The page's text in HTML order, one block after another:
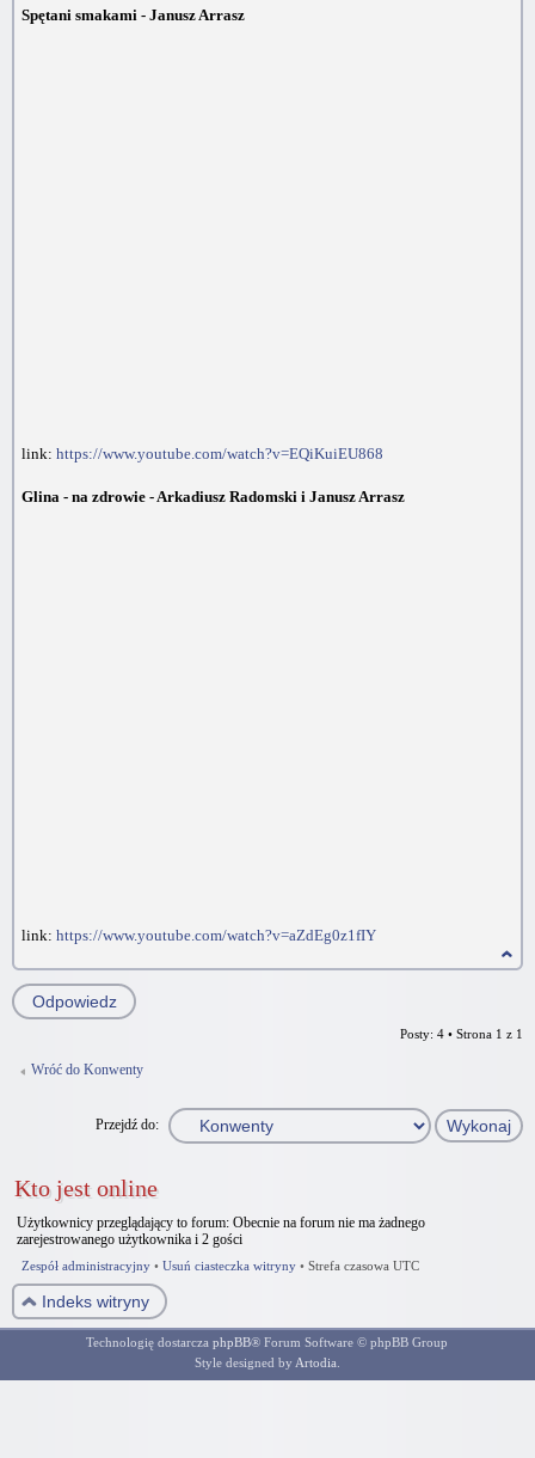
Spętani smakami - Janusz Arrasz
link: https://www.youtube.com/watch?v=EQiKuiEU868
Glina - na zdrowie - Arkadiusz Radomski i Janusz Arrasz
link: https://www.youtube.com/watch?v=aZdEg0z1fIY
Odpowiedz
Posty: 4 • Strona 1 z 1
Wróć do Konwenty
Przejdź do:
Kto jest online
Użytkownicy przeglądający to forum: Obecnie na forum nie ma żadnego
zarejestrowanego użytkownika i 2 gości
Zespół administracyjny • Usuń ciasteczka witryny • Strefa czasowa UTC
Indeks witryny
Technologię dostarczaphpBB® Forum Software © phpBB Group
Style designed by Artodia